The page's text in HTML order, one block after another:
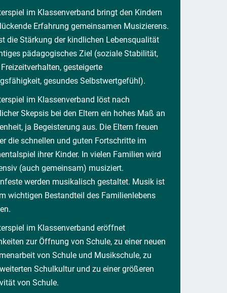
im Klassenverband bringt den Kindern
Erfahrung gemeinsamen Musizierens.
die Stärkung der kindlichen Lebensqualität
pädagogisches Ziel (soziale Stabilität,
gesteigerte
gesundes Selbstwertgefühl).
im Klassenverband löst nach
Skepsis bei den Eltern ein hohes Maß an
ja Begeisterung aus. Die Eltern freuen
die schnellen und guten Fortschritte im
ihrer Kinder. In vielen Familien wird
(auch gemeinsam) musiziert.
werden musikalisch gestaltet. Musik ist
wichtigen Bestandteil des Familienlebens
im Klassenverband eröffnet
zur Öffnung von Schule, zu einer neuen
von Schule und Musikschule, zu
Schulkultur und zu einer größeren
von Schule.